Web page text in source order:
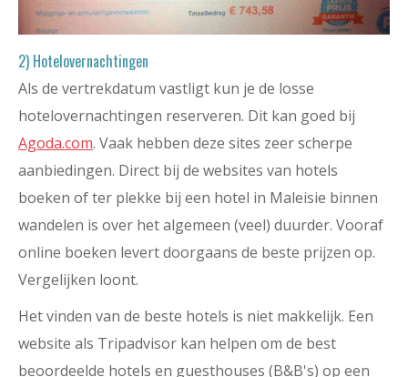
2) Hotelovernachtingen
Als de vertrekdatum vastligt kun je de losse
hotelovernachtingen reserveren. Dit kan goed bij
Agoda.com. Vaak hebben deze sites zeer scherpe
aanbiedingen. Direct bij de websites van hotels
boeken of ter plekke bij een hotel in Maleisie binnen
wandelen is over het algemeen (veel) duurder. Vooraf
online boeken levert doorgaans de beste prijzen op.
Vergelijken loont.
Het vinden van de beste hotels is niet makkelijk. Een
website als Tripadvisor kan helpen om de best
beoordeelde hotels en guesthouses (B&B's) op een